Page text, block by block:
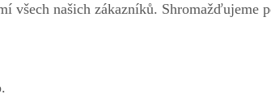
všech našich zákazníků.